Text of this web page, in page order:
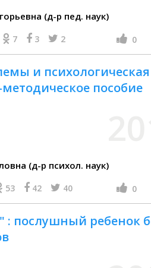
(д-р пед. наук)
7 3 2 0
и психологическая
пособие
(д-р психол. наук)
53 42 40 0
: послушный ребенок